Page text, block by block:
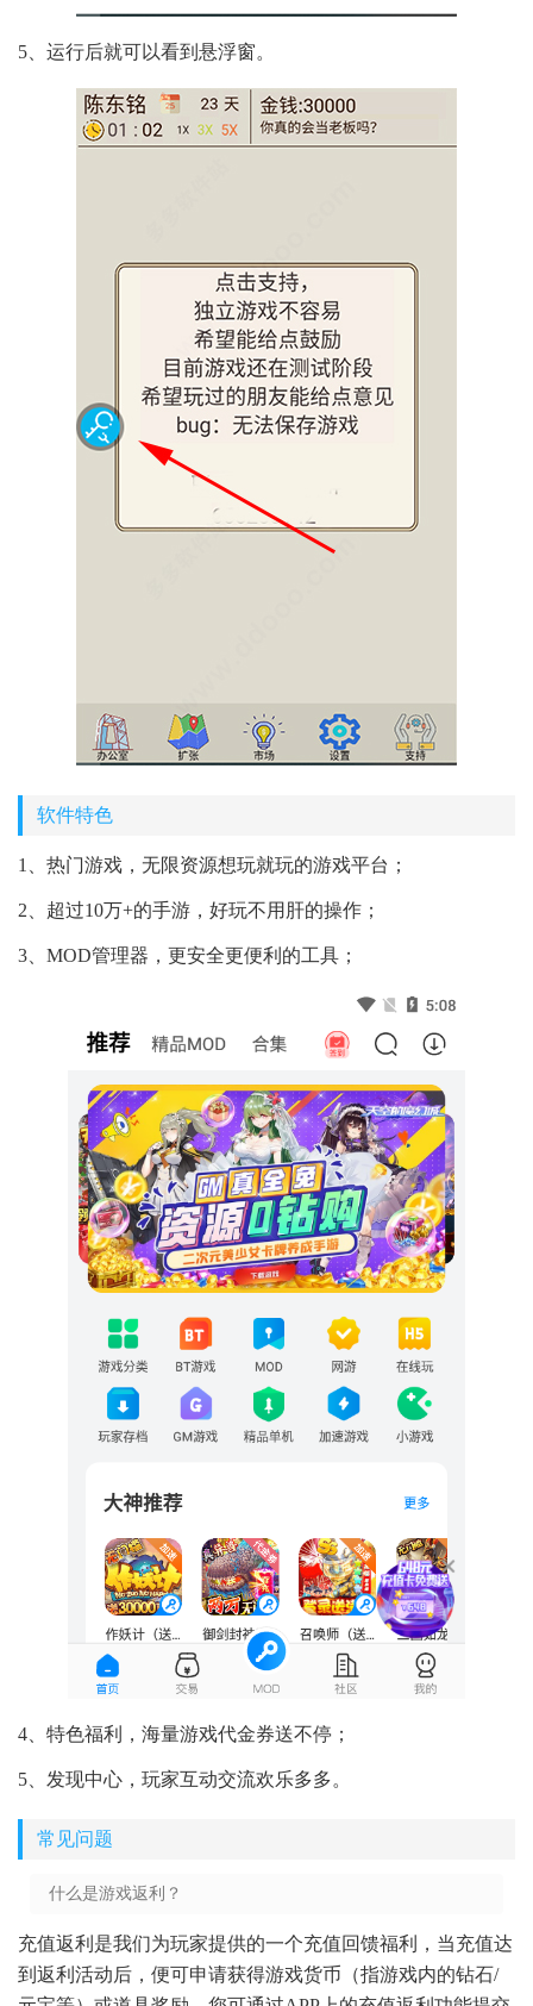
5、运行后就可以看到悬浮窗。
软件特色
1、热门游戏，无限资源想玩就玩的游戏平台；
2、超过10万+的手游，好玩不用肝的操作；
3、MOD管理器，更安全更便利的工具；
4、特色福利，海量游戏代金券送不停；
5、发现中心，玩家互动交流欢乐多多。
常见问题
什么是游戏返利？
充值返利是我们为玩家提供的一个充值回馈福利，当充值达
到返利活动后，便可申请获得游戏货币（指游戏内的钻石/